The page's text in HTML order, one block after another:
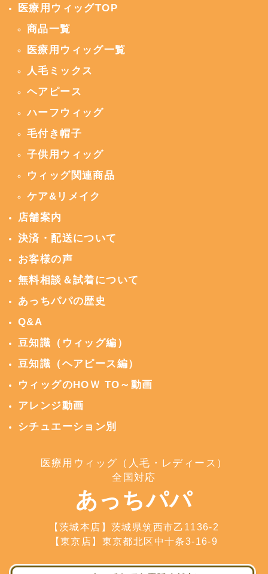
医療用ウィッグTOP
商品一覧
医療用ウィッグ一覧
人毛ミックス
ヘアピース
ハーフウィッグ
毛付き帽子
子供用ウィッグ
ウィッグ関連商品
ケア&リメイク
店舗案内
決済・配送について
お客様の声
無料相談＆試着について
あっちパパの歴史
Q&A
豆知識（ウィッグ編）
豆知識（ヘアピース編）
ウィッグのHOＷ TO～動画
アレンジ動画
シチュエーション別
医療用ウィッグ（人毛・レディース）
全国対応
あっちパパ
【茨城本店】茨城県筑西市乙1136-2
【東京店】東京都北区中十条3-16-9